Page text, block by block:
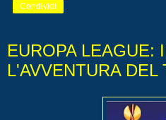
Condividi
EUROPA LEAGUE:
L'AVVENTURA DEL